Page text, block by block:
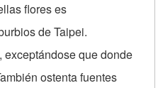
flores es
de Taipei.
que donde
ostenta fuentes